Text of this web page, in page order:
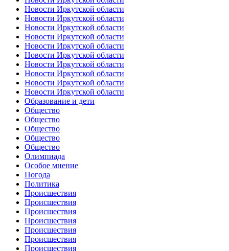
Новости Иркутской области
Новости Иркутской области
Новости Иркутской области
Новости Иркутской области
Новости Иркутской области
Новости Иркутской области
Новости Иркутской области
Новости Иркутской области
Новости Иркутской области
Новости Иркутской области
Образование и дети
Общество
Общество
Общество
Общество
Общество
Олимпиада
Особое мнение
Погода
Политика
Происшествия
Происшествия
Происшествия
Происшествия
Происшествия
Происшествия
Происшествия